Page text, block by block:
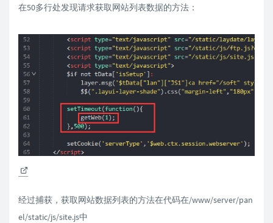
在50多行处发现请求获取网站列表数据的方法：
经过捕获，获取网站数据列表的方法在代码在/www/server/pan
el/static/js/site.js中